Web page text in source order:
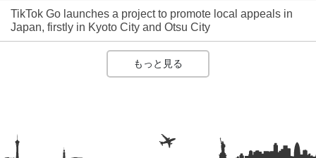
TikTok Go launches a project to promote local appeals in
Japan, firstly in Kyoto City and Otsu City
もっと見る